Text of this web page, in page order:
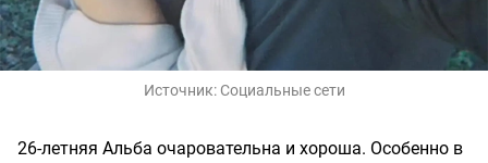
Источник: Социальные сети
26-летняя Альба очаровательна и хороша. Особенно в